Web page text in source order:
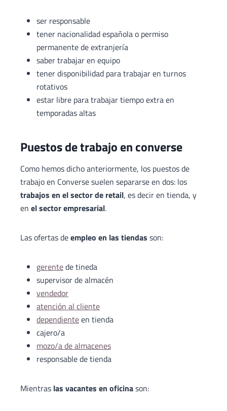
ser responsable
tener nacionalidad española o permiso
permanente de extranjería
saber trabajar en equipo
tener disponibilidad para trabajar en turnos
rotativos
estar libre para trabajar tiempo extra en
temporadas altas
Puestos de trabajo en converse
Como hemos dicho anteriormente, los puestos de
trabajo en Converse suelen separarse en dos: los
trabajos en el sector de retail, es decir en tienda, y
en el sector empresarial.
Las ofertas deempleo en las tiendas son:
gerentede tineda
supervisor de almacén
vendedor
atención al cliente
dependienteen tienda
cajero/a
mozo/a de almacenes
responsable de tienda
Mientras las vacantes en oficinason: